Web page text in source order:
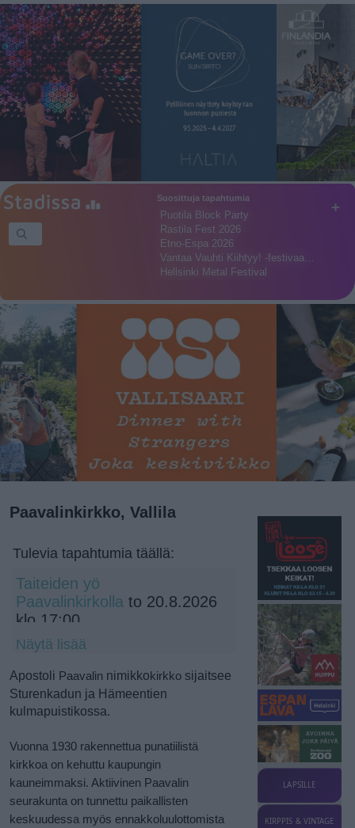
+
Suosittuja tapahtumia
Puotila Block Party
Rastila Fest 2026
Etno-Espa 2026
Vantaa Vauhti Kiihtyy! -festivaa…
Hellsinki Metal Festival
Paavalinkirkko, Vallila
Tulevia tapahtumia täällä:
Taiteiden yö
Paavalinkirkolla to 20.8.2026
klo 17:00
PopPaavali -festivaali soi taas
30.8.2026 klo 15:30
Näytä lisää
Apostoli Paavalin nimikkokirkko sijaitsee
Sturenkadun ja Hämeentien
kulmapuistikossa.
Vuonna 1930 rakennettua punatiilistä
kirkkoa on kehuttu kaupungin
kauneimmaksi. Aktiivinen Paavalin
seurakunta on tunnettu paikallisten
keskuudessa myös ennakkoluulottomista
LAPSILLE
KIRPPIS & VINTAGE